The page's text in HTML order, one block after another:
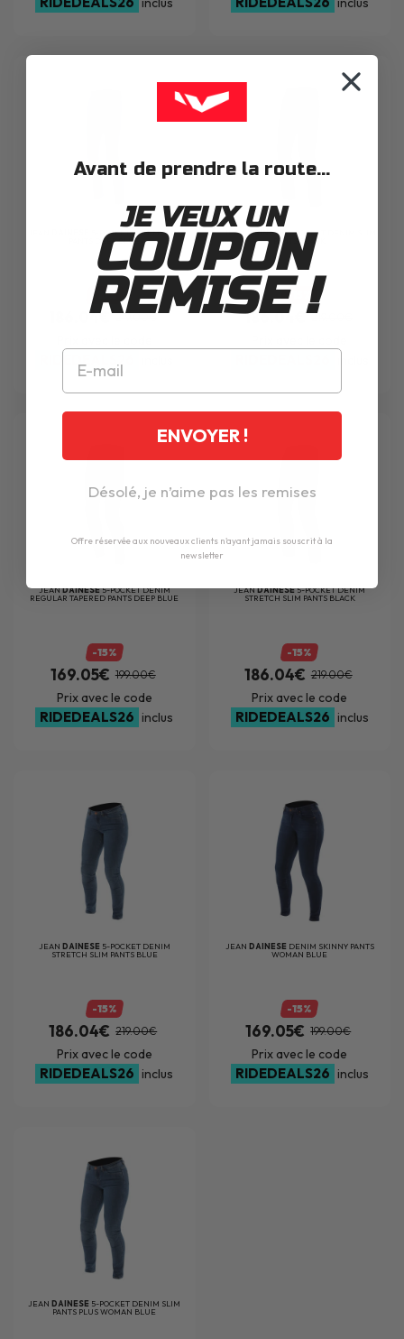
5-POCKET DENIM SLIM
PANTS DEEP BLUE
-15%
186.04€ 219.00€
JEAN DAINESE5-POCKET DENIM SLIM
PANTS BLACK
-15%
186.04€ 219.00€
JEANDAINESE5-POCKET DENIM
REGULAR TAPERED PANTS DEEP BLUE
-15%
169.05€ 199.00€
Prix avec le code
RIDEDEALS26 inclus
JEANDAINESE5-POCKET DENIM
STRETCH SLIM PANTS BLACK
-15%
186.04€ 219.00€
Prix avec le code
RIDEDEALS26 inclus
JEAN DAINESE 5-POCKET DENIM
STRETCH SLIM PANTS BLUE
-15%
186.04€ 219.00€
Prix avec le code
RIDEDEALS26 inclus
JEAN DAINESE DENIM SKINNY PANTS
WOMAN BLUE
-15%
169.05€ 199.00€
Prix avec le code
RIDEDEALS26 inclus
JEANDAINESE 5-POCKET DENIM SLIM
PANTS PLUS WOMAN BLUE
Avant de prendre la route...
JE VEUX UN
COUPON
REMISE !
ENVOYER !
Désolé, je n’aime pas les remises
Offre réservée aux nouveaux clients n'ayant jamais souscrit à la
newsletter